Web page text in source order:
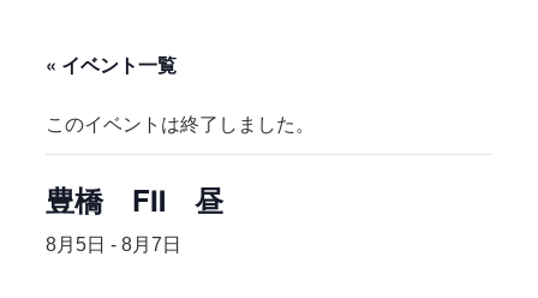
« イベント一覧
このイベントは終了しました。
豊橋 FⅡ 昼
8月5日 - 8月7日